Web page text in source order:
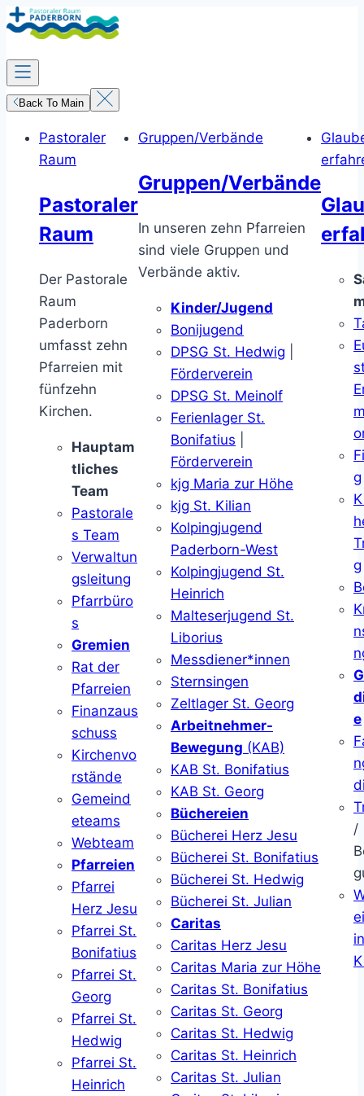
Zum
Inhalt
springen
Back To Main
Pastoraler
Raum
Pastoraler
Raum
Der Pastorale
Raum
Paderborn
umfasst zehn
Pfarreien mit
fünfzehn
Kirchen.
Hauptam
tliches
Team
Pastorale
s Team
Verwaltun
gsleitung
Pfarrbüro
s
Gremien
Rat der
Pfarreien
Finanzaus
schuss
Kirchenvo
rstände
Gemeind
eteams
Webteam
Pfarreien
Pfarrei
Herz Jesu
Pfarrei St.
Bonifatius
Pfarrei St.
Georg
Pfarrei St.
Hedwig
Pfarrei St.
Heinrich
Gruppen/Verbände
Gruppen/Verbände
In unseren zehn Pfarreien
sind viele Gruppen und
Verbände aktiv.
Kinder/Jugend
Bonijugend
DPSG St. Hedwig
Förderverein
DPSG St. Meinolf
Ferienlager St.
Bonifatius
Förderverein
kjg Maria zur Höhe
kjg St. Kilian
Kolpingjugend
Paderborn-West
Kolpingjugend St.
Heinrich
Malteserjugend St.
Liborius
Messdiener*innen
Sternsingen
Zeltlager St. Georg
Arbeitnehmer-
Bewegung (KAB)
KAB St. Bonifatius
KAB St. Georg
Büchereien
Bücherei Herz Jesu
Bücherei St. Bonifatius
Bücherei St. Hedwig
Bücherei St. Julian
Caritas
Caritas Herz Jesu
Caritas Maria zur Höhe
Caritas St. Bonifatius
Caritas St. Georg
Caritas St. Hedwig
Caritas St. Heinrich
Caritas St. Julian
g
g
e
/